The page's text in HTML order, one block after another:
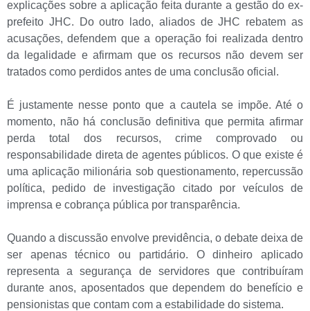
explicações sobre a aplicação feita durante a gestão do ex-
prefeito JHC. Do outro lado, aliados de JHC rebatem as
acusações, defendem que a operação foi realizada dentro
da legalidade e afirmam que os recursos não devem ser
tratados como perdidos antes de uma conclusão oficial.
É justamente nesse ponto que a cautela se impõe. Até o
momento, não há conclusão definitiva que permita afirmar
perda total dos recursos, crime comprovado ou
responsabilidade direta de agentes públicos. O que existe é
uma aplicação milionária sob questionamento, repercussão
política, pedido de investigação citado por veículos de
imprensa e cobrança pública por transparência.
Quando a discussão envolve previdência, o debate deixa de
ser apenas técnico ou partidário. O dinheiro aplicado
representa a segurança de servidores que contribuíram
durante anos, aposentados que dependem do benefício e
pensionistas que contam com a estabilidade do sistema.